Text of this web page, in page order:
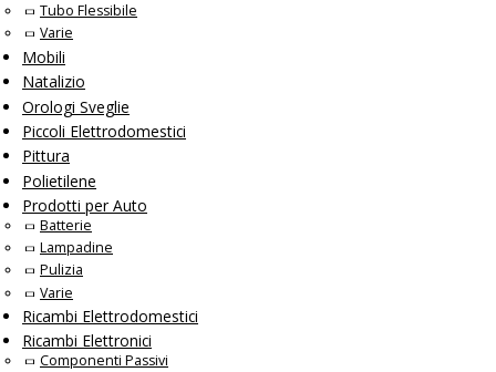
Tubo Flessibile
Varie
Mobili
Natalizio
Orologi Sveglie
Piccoli Elettrodomestici
Pittura
Polietilene
Prodotti per Auto
Batterie
Lampadine
Pulizia
Varie
Ricambi Elettrodomestici
Ricambi Elettronici
Componenti Passivi